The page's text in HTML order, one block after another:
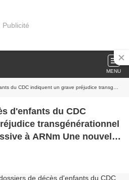
Publicité
MENU
Une nouvelle analyse des données du CDC par The Ethical Skeptic montre que les enfants nés suite à la vaccination massive à l'ARNm des mères meurent à un taux d'excès de 77 %.
d'enfants du CDC
transgénérationnel
à ARNm Une nouvelle
CDC par The Ethical
enfants nés suite à la
l'ARNm des mères